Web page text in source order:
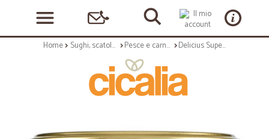
Home Sughi, scatolame e condimenti Pesce e carne in scatola Delicius Superior Filetti di Alici in olio di oliva (48%) 230 g